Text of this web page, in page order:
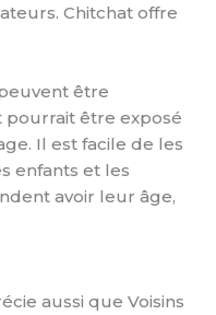
Chitchat offre
être
pourrait être exposé
Il est facile de les
enfants et les
avoir leur âge,
aussi que Voisins